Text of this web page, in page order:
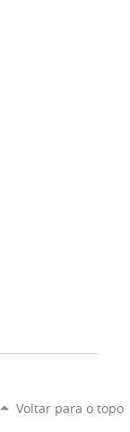
Voltar para o topo